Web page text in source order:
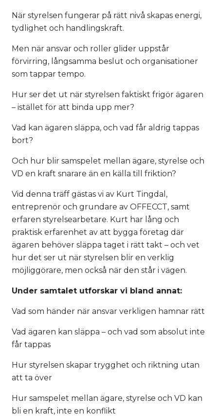
När styrelsen fungerar på rätt nivå skapas energi,
tydlighet och handlingskraft.
Men när ansvar och roller glider uppstår
förvirring, långsamma beslut och organisationer
som tappar tempo.
Hur ser det ut när styrelsen faktiskt frigör ägaren
– istället för att binda upp mer?
Vad kan ägaren släppa, och vad får aldrig tappas
bort?
Och hur blir samspelet mellan ägare, styrelse och
VD en kraft snarare än en källa till friktion?
Vid denna träff gästas vi av Kurt Tingdal,
entreprenör och grundare av OFFECCT, samt
erfaren styrelsearbetare. Kurt har lång och
praktisk erfarenhet av att bygga företag där
ägaren behöver släppa taget i rätt takt – och vet
hur det ser ut när styrelsen blir en verklig
möjliggörare, men också när den står i vägen.
Under samtalet utforskar vi bland annat:
Vad som händer när ansvar verkligen hamnar rätt
Vad ägaren kan släppa – och vad som absolut inte
får tappas
Hur styrelsen skapar trygghet och riktning utan
att ta över
Hur samspelet mellan ägare, styrelse och VD kan
bli en kraft, inte en konflikt